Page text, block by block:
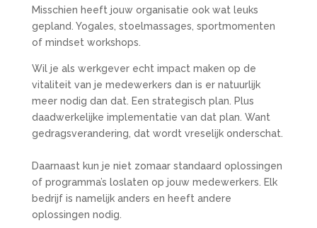
Misschien heeft jouw organisatie ook wat leuks
gepland. Yogales, stoelmassages, sportmomenten
of mindset workshops.
Wil je als werkgever echt impact maken op de
vitaliteit van je medewerkers dan is er natuurlijk
meer nodig dan dat. Een strategisch plan. Plus
daadwerkelijke implementatie van dat plan. Want
gedragsverandering, dat wordt vreselijk onderschat.
Daarnaast kun je niet zomaar standaard oplossingen
of programma’s loslaten op jouw medewerkers. Elk
bedrijf is namelijk anders en heeft andere
oplossingen nodig.